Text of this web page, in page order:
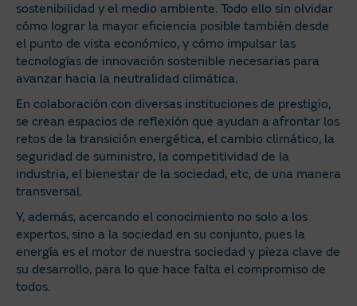
sostenibilidad y el medio ambiente. Todo ello sin olvidar
cómo lograr la mayor eficiencia posible también desde
el punto de vista económico, y cómo impulsar las
tecnologías de innovación sostenible necesarias para
avanzar hacia la neutralidad climática.
En colaboración con diversas instituciones de prestigio,
se crean espacios de reflexión que ayudan a afrontar los
retos de la transición energética, el cambio climático, la
seguridad de suministro, la competitividad de la
industria, el bienestar de la sociedad, etc, de una manera
transversal.
Y, además, acercando el conocimiento no solo a los
expertos, sino a la sociedad en su conjunto, pues la
energía es el motor de nuestra sociedad y pieza clave de
su desarrollo, para lo que hace falta el compromiso de
todos.